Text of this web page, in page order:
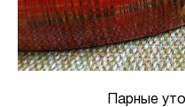
Парные